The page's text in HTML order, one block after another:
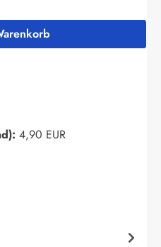
4,90 EUR